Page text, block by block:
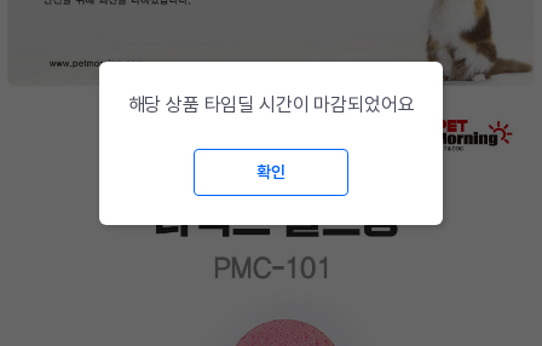
해당 상품 타임딜 시간이 마감되었어요
확인